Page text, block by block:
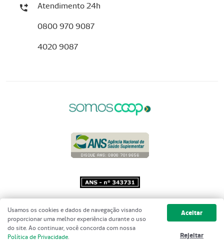
Atendimento 24h
0800 970 9087
4020 9087
Copyright 2001 - 2026 Unimed do
Brasil - Todos os direitos reservados
Usamos os cookies e dados de navegação visando
proporcionar uma melhor experiência durante o uso
do site. Ao continuar, você concorda com nossa
Política de Privacidade.
Aceitar
Rejeitar